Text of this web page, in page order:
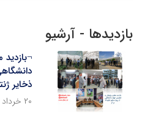
بازدیدها - آرشیو
ذخایر
۲۰ خرداد ۱۳۹۹